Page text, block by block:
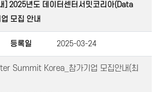
] 2025년도 데이터센터서밋코리아(Data
모집 안내
등록일 2025-03-24
Summit Korea_참가기업 모집안내(최